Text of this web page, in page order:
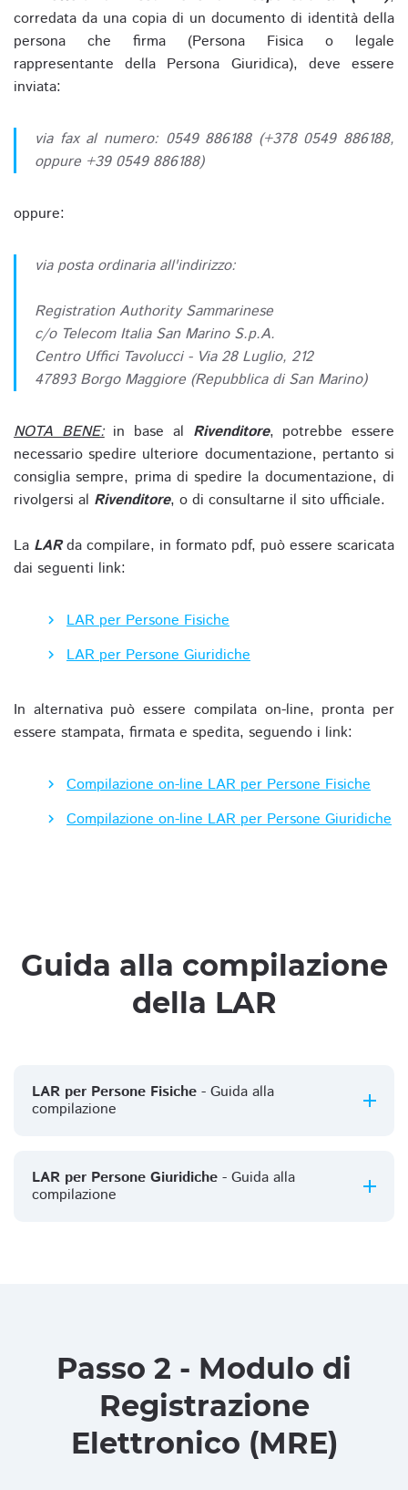
corredata da una copia di un documento di identità della
persona che firma (Persona Fisica o legale
rappresentante della Persona Giuridica), deve essere
inviata:
via fax al numero: 0549 886188 (+378 0549 886188,
oppure +39 0549 886188)
oppure:
via posta ordinaria all'indirizzo:
Registration Authority Sammarinese
c/o Telecom Italia San Marino S.p.A.
Centro Uffici Tavolucci - Via 28 Luglio, 212
47893 Borgo Maggiore (Repubblica di San Marino)
NOTA BENE:in base al Rivenditore, potrebbe essere
necessario spedire ulteriore documentazione, pertanto si
consiglia sempre, prima di spedire la documentazione, di
rivolgersi al Rivenditore, o di consultarne il sito ufficiale.
La LARda compilare, in formato pdf, può essere scaricata
dai seguenti link:
LAR per Persone Fisiche
LAR per Persone Giuridiche
In alternativa può essere compilata on-line, pronta per
essere stampata, firmata e spedita, seguendo i link:
Compilazione on-line LAR per Persone Fisiche
Compilazione on-line LAR per Persone Giuridiche
Guida alla compilazione
della LAR
LAR per Persone Fisiche - Guida alla
compilazione
LAR per Persone Giuridiche - Guida alla
compilazione
Passo 2 - Modulo di
Registrazione
Elettronico (MRE)